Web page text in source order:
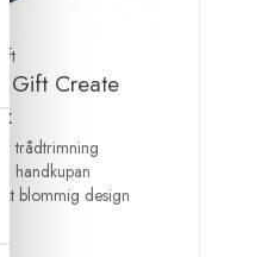
Gift Create
trådtrimning
i handkupan
blommig design